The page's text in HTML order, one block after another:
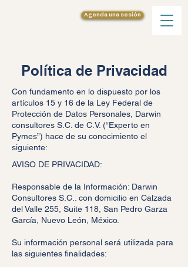
Agenda una sesión
Política de Privacidad
Con fundamento en lo dispuesto por los
artículos 15 y 16 de la Ley Federal de
Protección de Datos Personales, Darwin
consultores S.C. de C.V. (“Experto en
Pymes”) hace de su conocimiento el
siguiente:
AVISO DE PRIVACIDAD:
Responsable de la Información: Darwin
Consultores S.C.. con domicilio en Calzada
del Valle 255, Suite 118, San Pedro Garza
García, Nuevo León, México.
Su información personal será utilizada para
las siguientes finalidades: